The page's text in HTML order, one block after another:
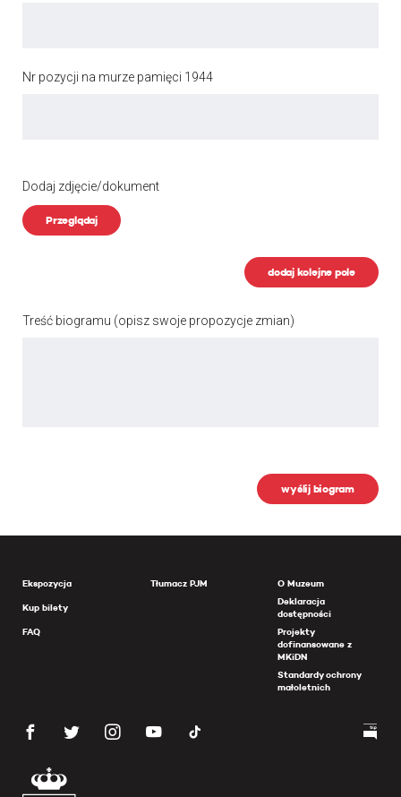
Nr pozycji na murze pamięci 1944
Dodaj zdjęcie/dokument
Przeglądaj
dodaj kolejne pole
Treść biogramu (opisz swoje propozycje zmian)
wyślij biogram
Ekspozycja
Kup bilety
FAQ
Tłumacz PJM
O Muzeum
Deklaracja
dostępności
Projekty
dofinansowane z
MKiDN
Standardy ochrony
małoletnich